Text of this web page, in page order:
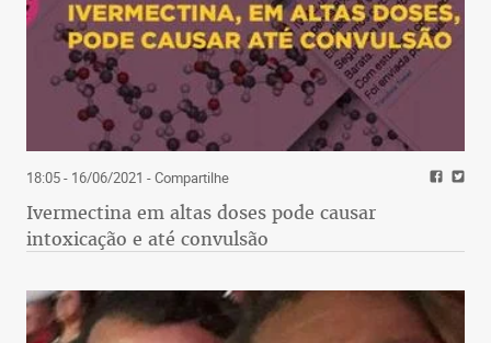
18:05 - 16/06/2021 - Compartilhe
Ivermectina em altas doses pode causar
intoxicação e até convulsão